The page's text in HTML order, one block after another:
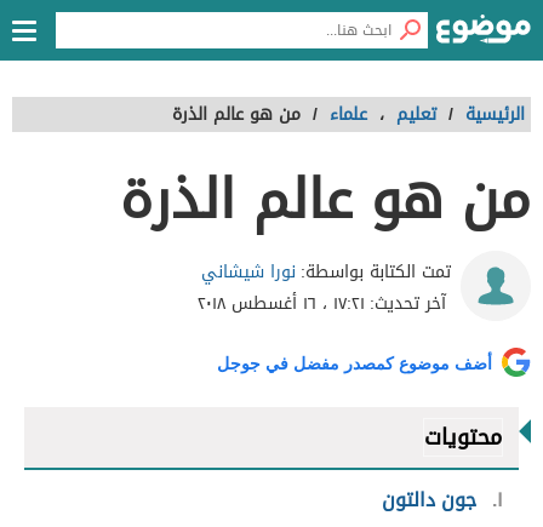
الرئيسية / تعليم ، علماء / من هو عالم الذرة
من هو عالم الذرة
تمت الكتابة بواسطة: نورا شيشاني
آخر تحديث: ١٧:٢١ ، ١٦ أغسطس ٢٠١٨
أضف موضوع كمصدر مفضل في جوجل
محتويات
١ جون دالتون